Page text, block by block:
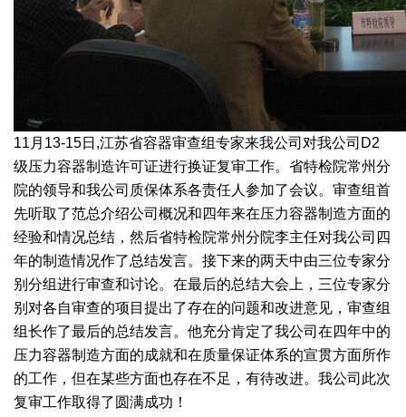
沸腾干燥系列
干燥配套装置
11月13-15日,江苏省容器审查组专家来我公司对我公司D2
级压力容器制造许可证进行换证复审工作。省特检院常州分
院的领导和我公司质保体系各责任人参加了会议。审查组首
先听取了范总介绍公司概况和四年来在压力容器制造方面的
经验和情况总结，然后省特检院常州分院李主任对我公司四
年的制造情况作了总结发言。接下来的两天中由三位专家分
别分组进行审查和讨论。在最后的总结大会上，三位专家分
别对各自审查的项目提出了存在的问题和改进意见，审查组
组长作了最后的总结发言。他充分肯定了我公司在四年中的
压力容器制造方面的成就和在质量保证体系的宣贯方面所作
的工作，但在某些方面也存在不足，有待改进。我公司此次
复审工作取得了圆满成功！